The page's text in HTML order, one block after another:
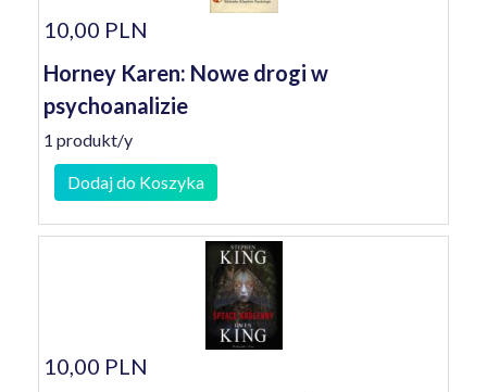
10,00 PLN
Horney Karen: Nowe drogi w
psychoanalizie
1 produkt/y
Dodaj do Koszyka
10,00 PLN